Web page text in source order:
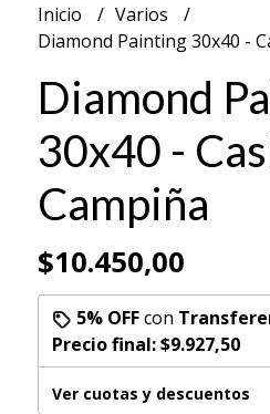
Inicio
Varios
Diamond Painting 30x40 -
Diamond
30x40 -
Campiña
$10.450,00
5% OFFcon
Precio final:$9.927,50
Ver cuotas y descuentos